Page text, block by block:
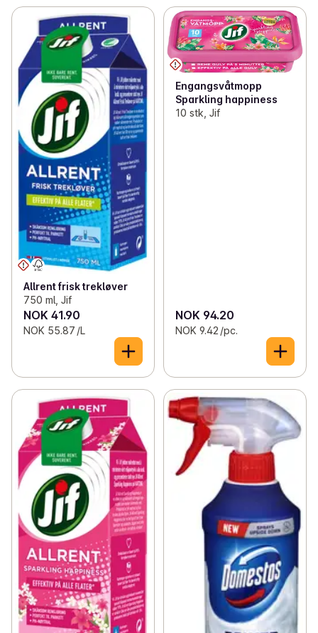
Allrent frisk trekløver
750 ml, Jif
NOK 41.90
NOK 55.87 /L
Engangsvåtmopp
Sparkling happiness
10 stk, Jif
NOK 94.20
NOK 9.42 /pc.